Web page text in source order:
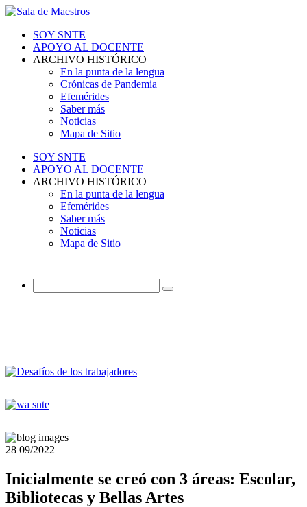
SOY SNTE
APOYO AL DOCENTE
ARCHIVO HISTÓRICO
En la punta de la lengua
Crónicas de Pandemia
Efemérides
Saber más
Noticias
Mapa de Sitio
SOY SNTE
APOYO AL DOCENTE
ARCHIVO HISTÓRICO
En la punta de la lengua
Efemérides
Saber más
Noticias
Mapa de Sitio
28 09/2022
Inicialmente se creó con 3 áreas: Escolar,
Bibliotecas y Bellas Artes